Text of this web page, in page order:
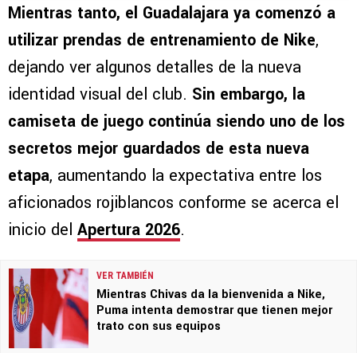
Mientras tanto, el Guadalajara ya comenzó a
utilizar prendas de entrenamiento de Nike,
dejando ver algunos detalles de la nueva
identidad visual del club. Sin embargo, la
camiseta de juego continúa siendo uno de los
secretos mejor guardados de esta nueva
etapa, aumentando la expectativa entre los
aficionados rojiblancos conforme se acerca el
inicio del Apertura 2026.
VER TAMBIÉN
Mientras Chivas da la bienvenida a Nike,
Puma intenta demostrar que tienen mejor
trato con sus equipos